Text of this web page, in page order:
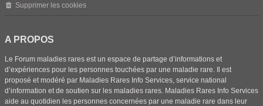
Supprimer les cookies
A PROPOS
Le Forum maladies rares est un espace de partage d’informations et
d’expériences pour les personnes touchées par une maladie rare. Il est
proposé et modéré par Maladies Rares Info Services, service national
d’information et de soutien sur les maladies rares. Maladies Rares Info Services
aide au quotidien les personnes concernées par une maladie rare dans leur